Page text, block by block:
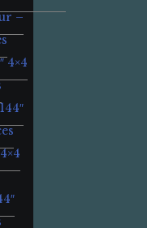
–
4×4